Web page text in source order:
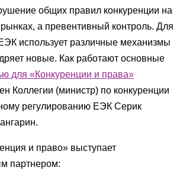
общих правил конкуренции на
а превентивный контроль. Для
использует различные механизмы
новые. Как работают основные
для «Конкуренции и права»
Коллегии (министр) по конкуренции
регулированию ЕЭК Серик
и право» выступает
партнером: